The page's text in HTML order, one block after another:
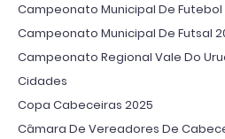
Campeonato Municipal De Futebol
Campeonato Municipal De Futsal
Campeonato Regional Vale Do
Cidades
Copa Cabeceiras 2025
Câmara De Vereadores De